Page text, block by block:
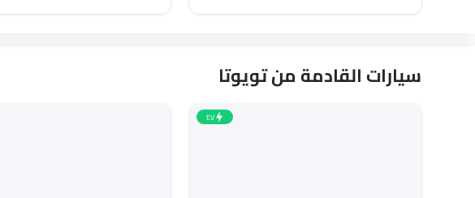
سيارات القادمة من تويوتا
EV